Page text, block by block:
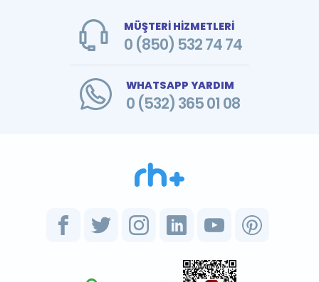
MÜŞTERİ HİZMETLERİ
0 (850) 532 74 74
WHATSAPP YARDIM
0 (532) 365 01 08